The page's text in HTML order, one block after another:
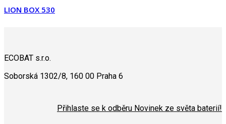
LION BOX 530
ECOBAT s.r.o.
Soborská 1302/8, 160 00 Praha 6
Přihlaste se k odběru Novinek ze světa baterií!